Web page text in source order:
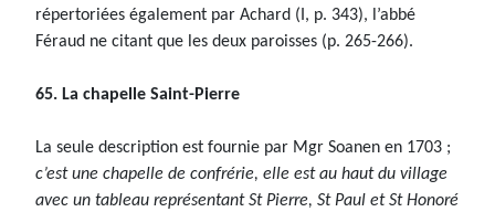
répertoriées également par Achard (I, p. 343), l’abbé
Féraud ne citant que les deux paroisses (p. 265-266).
65. La chapelle Saint-Pierre
La seule description est fournie par Mgr Soanen en 1703 ;
c’est une chapelle de confrérie, elle est au haut du village
avec un tableau représentant St Pierre, St Paul et St Honoré